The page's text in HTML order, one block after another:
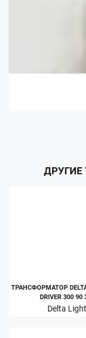
ДРУГИЕ
ТРАНСФОРМАТОР
DRIVER 300 90
Delta Light